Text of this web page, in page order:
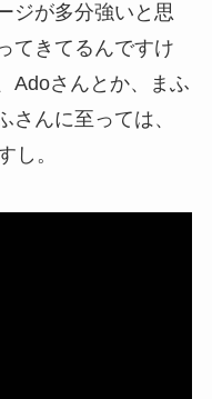
ジが多分強いと思
てきてるんですけ
Adoさんとか、まふ
さんに至っては、
し。